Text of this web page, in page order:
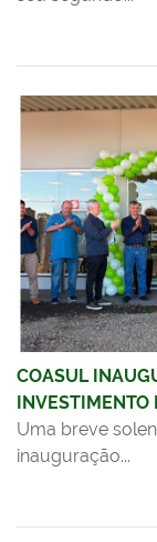
COASUL
INVESTIMENTO
Uma breve
inauguração...